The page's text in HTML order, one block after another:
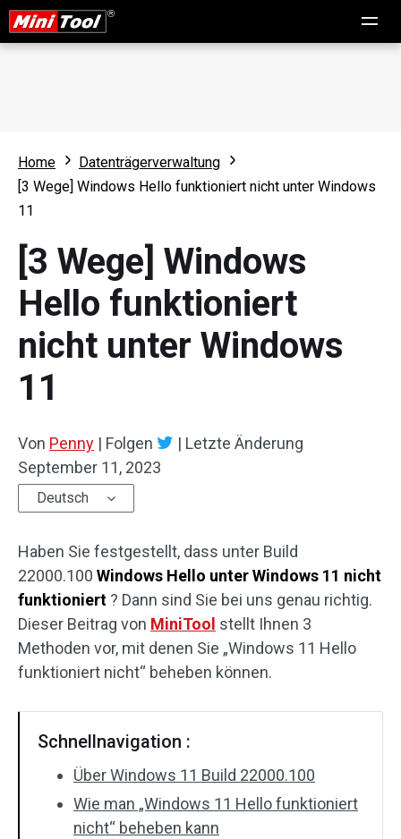
Home
Datenträgerverwaltung
[3 Wege] Windows Hello funktioniert nicht unter Windows
11
[3 Wege] Windows
Hello funktioniert
nicht unter Windows
11
Von Penny | Folgen | Letzte Änderung
September 11, 2023
Deutsch
Haben Sie festgestellt, dass unter Build
22000.100 Windows Hello unter Windows 11 nicht
funktioniert ? Dann sind Sie bei uns genau richtig.
Dieser Beitrag von MiniTool stellt Ihnen 3
Methoden vor, mit denen Sie „Windows 11 Hello
funktioniert nicht“ beheben können.
Schnellnavigation :
Über Windows 11 Build 22000.100
Wie man „Windows 11 Hello funktioniert
nicht“ beheben kann